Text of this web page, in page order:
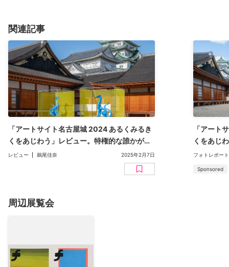
関連記事
「アートサイト名古屋城 2024 あるくみるき
くをあじわう」レビュー。特権的な誰かが語
る“旅”をほどき、新たな“観光”へとつなぐ
レビュー 鵜尾佳奈 2025年2月7日
「アート
くをあじ
屋城で、
フォトレポート
Sponsored
周辺展覧会